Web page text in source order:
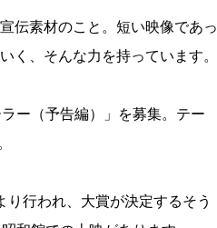
伝素材のこと。短い映像であっ
、そんな力を持っています。
ー（予告編）」を募集。テー
行われ、大賞が決定するそう